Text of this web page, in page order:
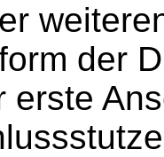
der
erste